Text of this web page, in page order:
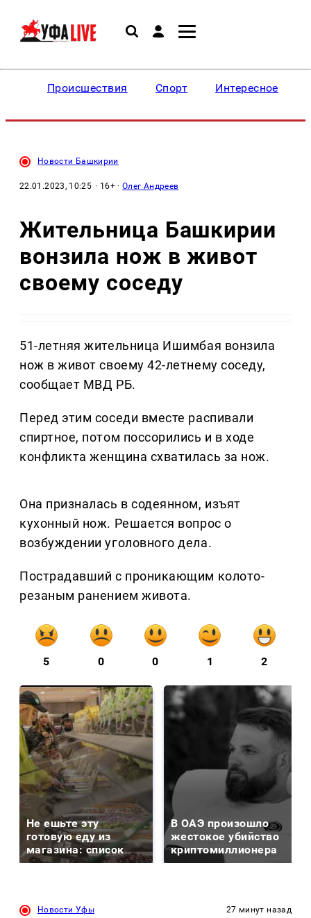
Происшествия Спорт Интересное
Новости Башкирии
22.01.2023, 10:25 · 16+ ·Олег Андреев
Жительница Башкирии
вонзила нож в живот
своему соседу
51-летняя жительница Ишимбая вонзила
нож в живот своему 42-летнему соседу,
сообщает МВД РБ.
Перед этим соседи вместе распивали
спиртное, потом поссорились и в ходе
конфликта женщина схватилась за нож.
Она призналась в содеянном, изъят
кухонный нож. Решается вопрос о
возбуждении уголовного дела.
Пострадавший с проникающим колото-
резаным ранением живота.
5 0 0 1 2
Не ешьте эту
готовую еду из
магазина: список
В ОАЭ произошло
жестокое убийство
криптомиллионера
Новости Уфы 27 минут назад